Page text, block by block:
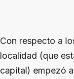
Con respecto a
localidad (que
capital) empezó